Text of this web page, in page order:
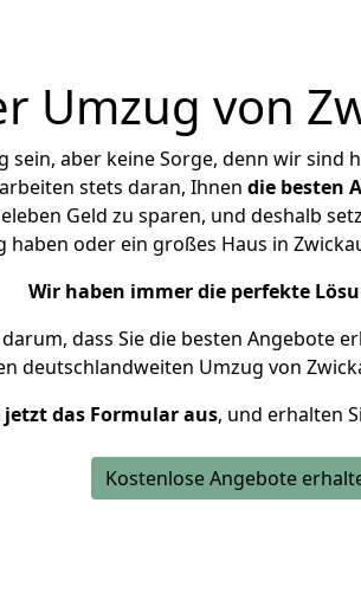
Umzug von
aber keine Sorge, denn wir sind
stets daran, Ihnen die besten
Geld zu sparen, und deshalb
haben oder ein großes Haus in
Wir haben immer die perfekte
dass Sie die besten Angebote
deutschlandweiten Umzug von
jetzt das Formular aus, und erhalten
Kostenlose Angebote